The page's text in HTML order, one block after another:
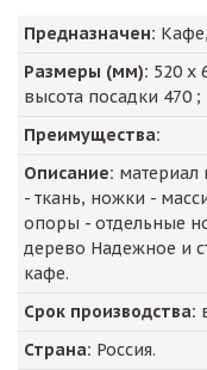
Предназначен:
Размеры (мм): 520 х
высота посадки 470 ;
Преимущества:
Описание: материал
- ткань, ножки -
опоры - отдельные
дерево Надежное и
кафе.
Срок производства:
Страна: Россия.